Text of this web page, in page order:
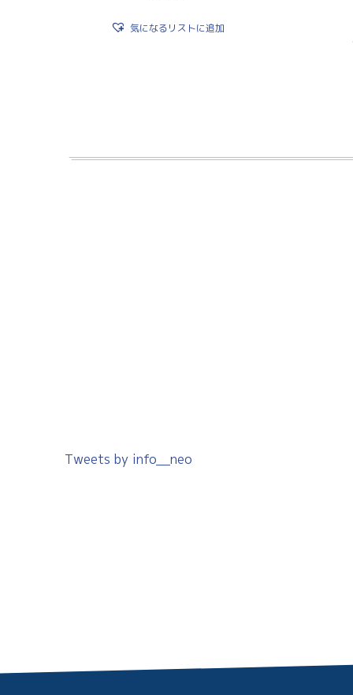
気になるリストに追加
Tweets by info__neo